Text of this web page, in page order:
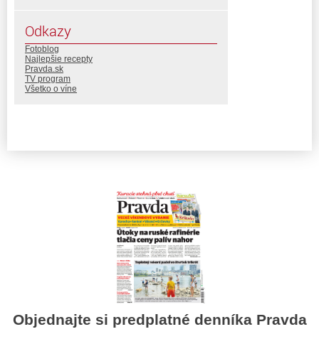
Odkazy
Fotoblog
Najlepšie recepty
Pravda.sk
TV program
Všetko o víne
Objednajte si predplatné denníka Pravda